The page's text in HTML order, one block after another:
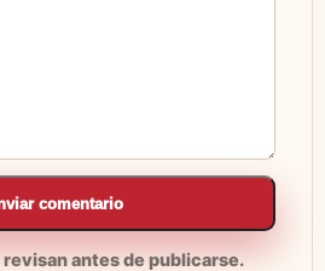
comentario
antes de publicarse.